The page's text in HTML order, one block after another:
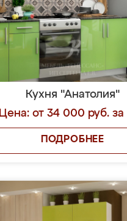
Кухня "Анатолия"
Цена: от 34 000 руб. за
ПОДРОБНЕЕ